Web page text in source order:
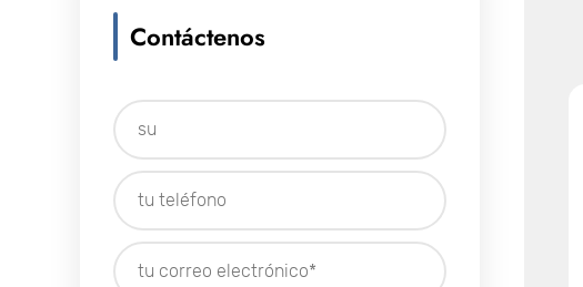
Contáctenos